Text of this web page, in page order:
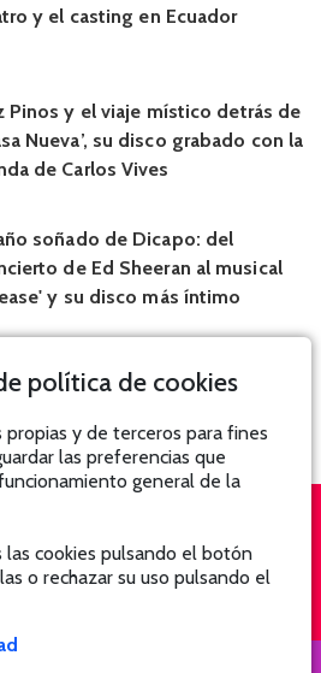
y el casting en Ecuador
Pinos y el viaje místico detrás de
Nueva’, su disco grabado con la
de Carlos Vives
soñado de Dicapo: del
de Ed Sheeran al musical
y su disco más íntimo
SUSCRÍBETE
política de cookies
y de terceros para fines
las preferencias que
general de la
las cookies pulsando el botón
o rechazar su uso pulsando el